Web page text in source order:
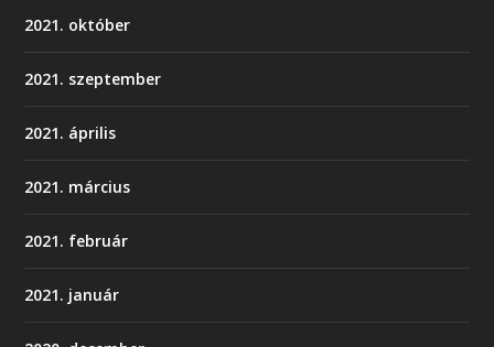
2021. október
2021. szeptember
2021. április
2021. március
2021. február
2021. január